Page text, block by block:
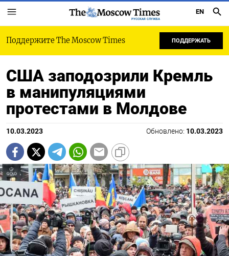
РУССКАЯ СЛУЖБА
EN
Поддержите The Moscow Times ПОДДЕРЖАТЬ
США заподозрили Кремль
в манипуляциями
протестами в Молдове
10.03.2023 Обновлено: 10.03.2023